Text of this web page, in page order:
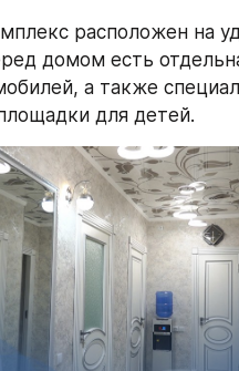
расположен на
домом есть
а также
для детей.